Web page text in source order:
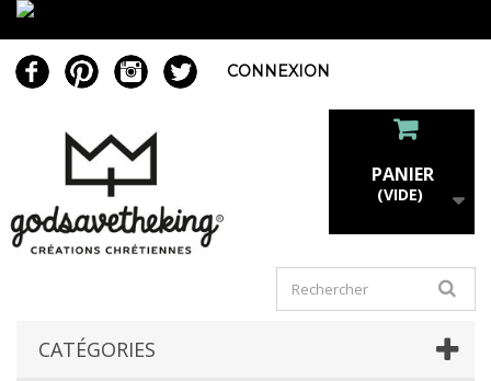
CONNEXION
PANIER
(VIDE)
CATÉGORIES